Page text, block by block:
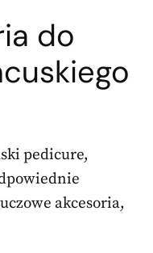
do
pedicure,
akcesoria,